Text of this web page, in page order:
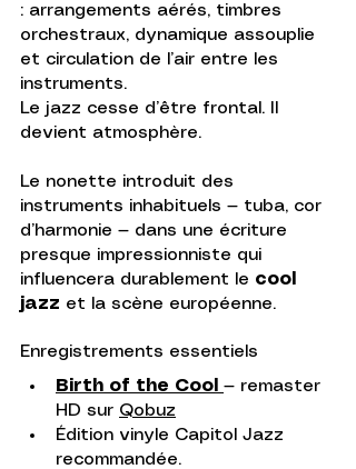
: arrangements aérés, timbres
orchestraux, dynamique assouplie
et circulation de l’air entre les
instruments.
Le jazz cesse d’être frontal. Il
devient atmosphère.
Le nonette introduit des
instruments inhabituels — tuba, cor
d’harmonie — dans une écriture
presque impressionniste qui
influencera durablement le cool
jazz et la scène européenne.
Enregistrements essentiels
Birth of the Cool — remaster
HD sur Qobuz
Édition vinyle Capitol Jazz
recommandée.